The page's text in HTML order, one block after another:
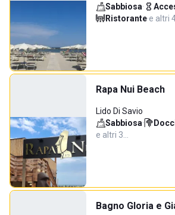
Sabbiosa·
Ristorante·e altri
Rapa Nui Beach
Lido Di Savio
Sabbiosa·
e altri 3…
Bagno Gloria e